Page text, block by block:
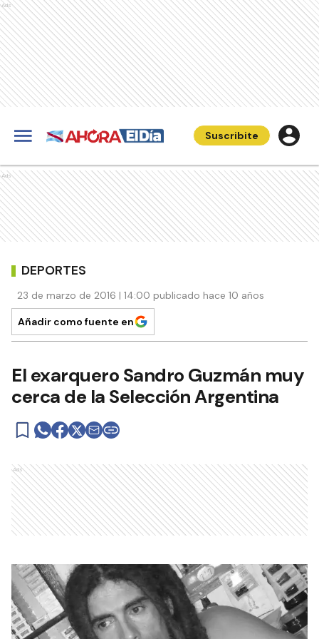
Ads
Suscribite
Ads
DEPORTES
23 de marzo de 2016 | 14:00 publicado hace 10 años
Añadir como fuente en
El exarquero Sandro Guzmán muy
cerca de la Selección Argentina
Ads